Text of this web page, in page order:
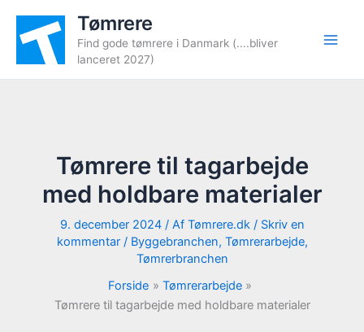
indholdet
Tømrere
Find gode tømrere i Danmark (....bliver
lanceret 2027)
Tømrere til tagarbejde
med holdbare materialer
9. december 2024 / Af Tømrere.dk / Skriv en
kommentar / Byggebranchen, Tømrerarbejde,
Tømrerbranchen
Forside
Tømrerarbejde
Tømrere til tagarbejde med holdbare materialer